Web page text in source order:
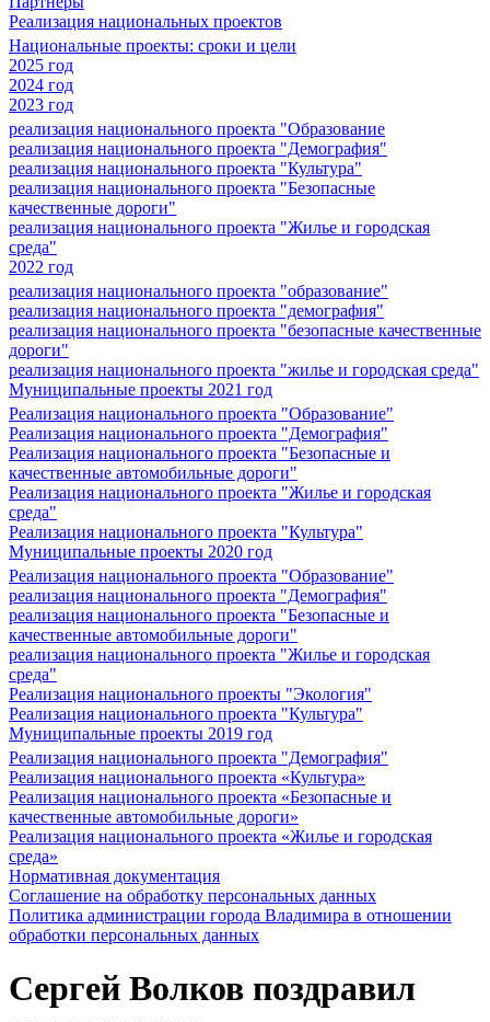
Реализация национальных проектов
Национальные проекты: сроки и цели
2025 год
2024 год
2023 год
реализация национального проекта "Образование
реализация национального проекта "Демография"
реализация национального проекта "Культура"
реализация национального проекта "Безопасные
качественные дороги"
реализация национального проекта "Жилье и городская
среда"
2022 год
реализация национального проекта "образование"
реализация национального проекта "демография"
реализация национального проекта "безопасные качественные
дороги"
реализация национального проекта "жилье и городская среда"
Муниципальные проекты 2021 год
Реализация национального проекта "Образование"
Реализация национального проекта "Демография"
Реализация национального проекта "Безопасные и
качественные автомобильные дороги"
Реализация национального проекта "Жилье и городская
среда"
Реализация национального проекта "Культура"
Муниципальные проекты 2020 год
Реализация национального проекта "Образование"
реализация национального проекта "Демография"
реализация национального проекта "Безопасные и
качественные автомобильные дороги"
реализация национального проекта "Жилье и городская
среда"
Реализация национального проекты "Экология"
Реализация национального проекта "Культура"
Муниципальные проекты 2019 год
Реализация национального проекта "Демография"
Реализация национального проекта «Культура»
Реализация национального проекта «Безопасные и
качественные автомобильные дороги»
Реализация национального проекта «Жилье и городская
среда»
Нормативная документация
Соглашение на обработку персональных данных
Политика администрации города Владимира в отношении
обработки персональных данных
Сергей Волков поздравил